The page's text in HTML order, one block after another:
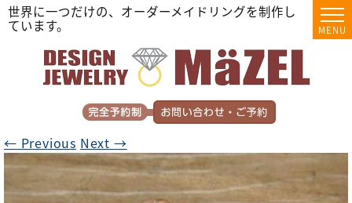
世界に一つだけの、オーダーメイドリングを制作し
ています。
MENU
← Previous Next →